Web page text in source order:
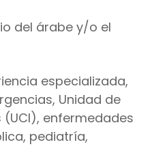
del árabe y/o el
especializada,
Unidad de
enfermedades
pediatría,